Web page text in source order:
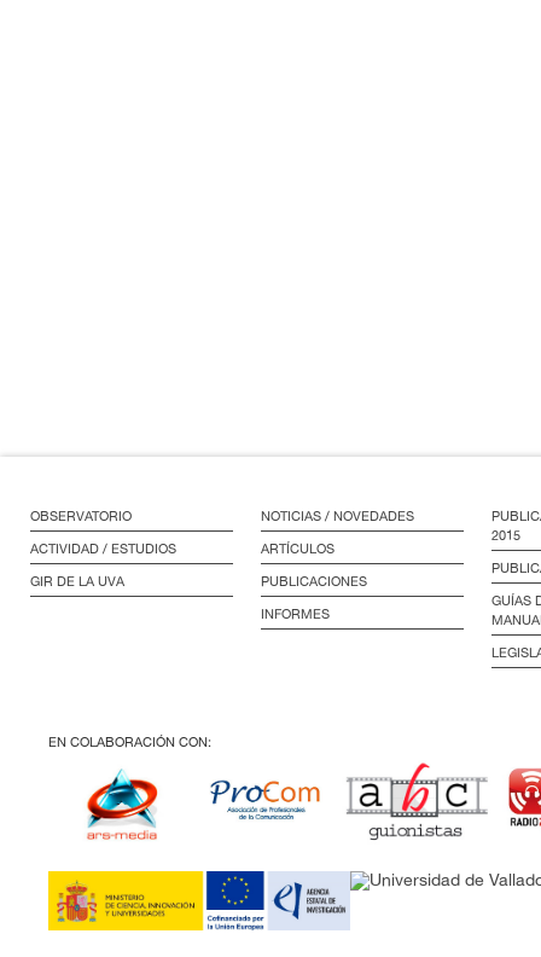
OBSERVATORIO
ACTIVIDAD / ESTUDIOS
GIR DE LA UVA
NOTICIAS / NOVEDADES
ARTÍCULOS
PUBLICACIONES
INFORMES
2015
GUÍAS
EN COLABORACIÓN CON: